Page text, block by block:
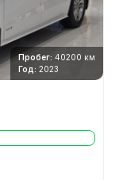
Пробег: 40200 км
Год: 2023